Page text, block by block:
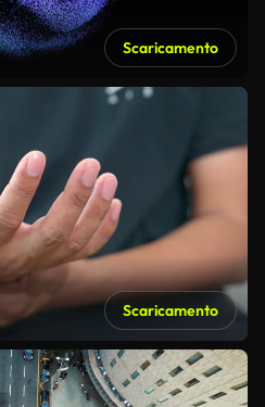
Scaricamento
Scaricamento